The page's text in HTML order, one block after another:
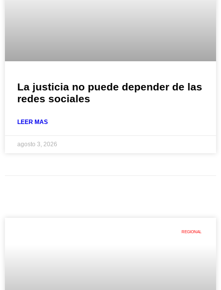
La justicia no puede depender de las
redes sociales
LEER MAS
agosto 3, 2026
REGIONAL